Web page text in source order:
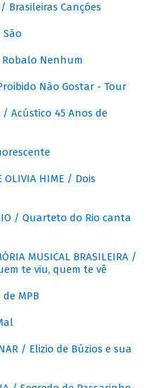
/ Brasileiras Canções
São
Robalo Nenhum
Não Gostar - Tour
/ Acústico 45 Anos de
OLIVIA HIME / Dois
/ Quarteto do Rio canta
MUSICAL BRASILEIRA /
te viu, quem te vê
MPB
/ Elizio de Búzios e sua